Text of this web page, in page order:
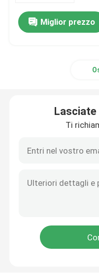
Su di noi
Notizie
Casi
Lega del cobalto del
Miglior prezzo
Lasciate
Ti